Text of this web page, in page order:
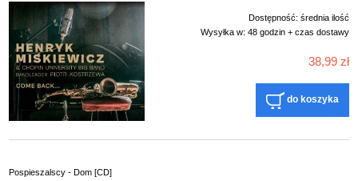
Dostępność: średnia ilość
Wysyłka w: 48 godzin + czas dostawy
38,99 zł
do koszyka
Pospieszalscy - Dom [CD]